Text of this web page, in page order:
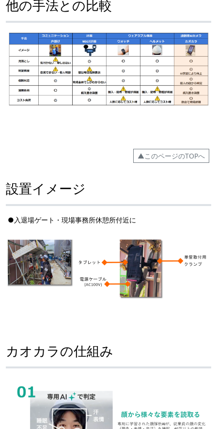
他の手法との比較
▲このページのTOPへ
設置イメージ
●入退場ゲート・現場事務所休憩所付近に
カオカラの仕組み